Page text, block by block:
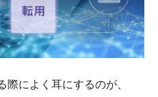
によく耳にするのが、